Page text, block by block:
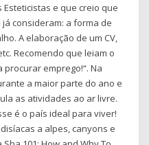
e que creio que
já consideram: a forma de
A elaboração de um CV,
Recomendo que leiam o
procurar emprego!“. Na
a maior parte do ano e
as atividades ao ar livre.
é o país ideal para viver!
a alpes, canyons e